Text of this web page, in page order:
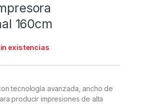
160cm
existencias
tecnología avanzada, ancho de
producir impresiones de alta